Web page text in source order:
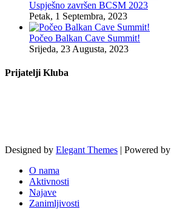
Uspješno završen BCSM 2023
Petak, 1 Septembra, 2023
Počeo Balkan Cave Summit!
Srijeda, 23 Augusta, 2023
Prijatelji Kluba
Designed by Elegant Themes | Powered by
O nama
Aktivnosti
Najave
Zanimljivosti